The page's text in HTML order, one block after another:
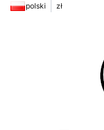
polski zł